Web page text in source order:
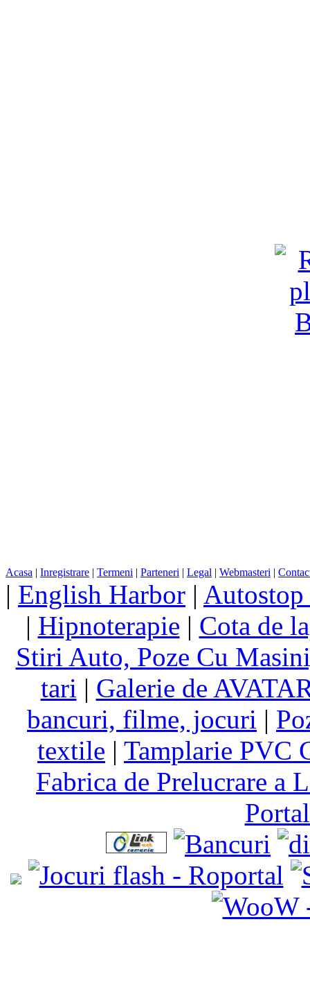
Acasa | Inregistrare | Termeni | Parteneri | Legal | Webmasteri |
| English Harbor |
| Hipnoterapie | Cota de
Stiri Auto, Poze Cu
tari | Galerie de
bancuri, filme, jocuri |
textile | Tamplarie PVC
Fabrica de Prelucrare a